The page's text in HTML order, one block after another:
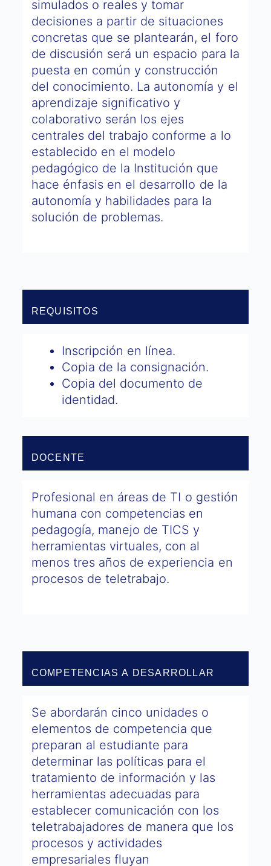
simulados o reales y tomar
decisiones a partir de situaciones
concretas que se plantearán, el foro
de discusión será un espacio para la
puesta en común y construcción
del conocimiento. La autonomía y el
aprendizaje significativo y
colaborativo serán los ejes
centrales del trabajo conforme a lo
establecido en el modelo
pedagógico de la Institución que
hace énfasis en el desarrollo de la
autonomía y habilidades para la
solución de problemas.
REQUISITOS
Inscripción en línea.
Copia de la consignación.
Copia del documento de
identidad.
DOCENTE
Profesional en áreas de TI o gestión
humana con competencias en
pedagogía, manejo de TICS y
herramientas virtuales, con al
menos tres años de experiencia en
procesos de teletrabajo.
COMPETENCIAS A DESARROLLAR
Se abordarán cinco unidades o
elementos de competencia que
preparan al estudiante para
determinar las políticas para el
tratamiento de información y las
herramientas adecuadas para
establecer comunicación con los
teletrabajadores de manera que los
procesos y actividades
empresariales fluyan